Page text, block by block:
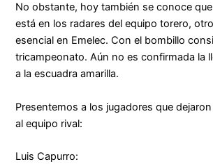
No obstante, hoy también se conoce
está en los radares del equipo torero,
esencial en Emelec. Con el bombillo
tricampeonato. Aún no es confirmada la
a la escuadra amarilla.
Presentemos a los jugadores que
al equipo rival:
Luis Capurro: